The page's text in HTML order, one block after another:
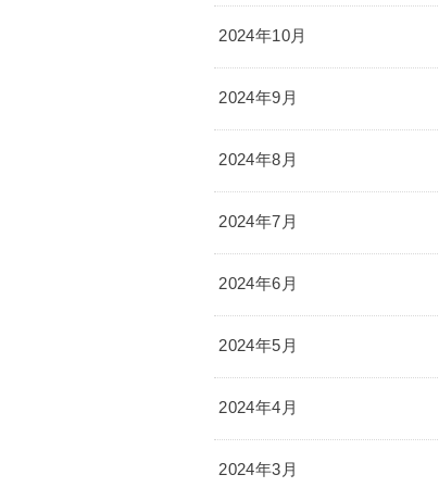
2024年10月
2024年9月
2024年8月
2024年7月
2024年6月
2024年5月
2024年4月
2024年3月